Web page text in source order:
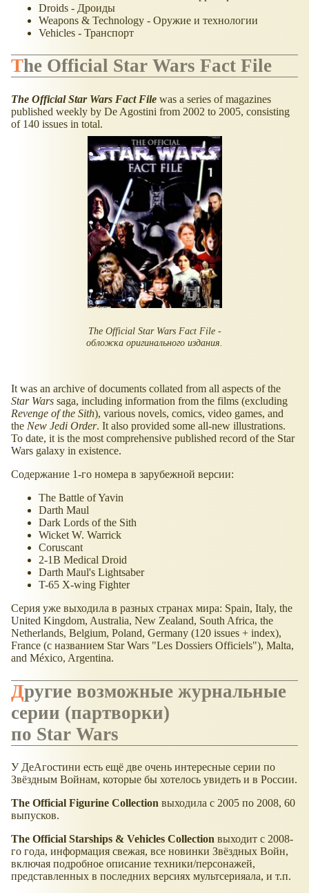
Droids - Дроиды
Weapons & Technology - Оружие и технологии
Vehicles - Транспорт
The Official Star Wars Fact File
The Official Star Wars Fact File was a series of magazines
published weekly by De Agostini from 2002 to 2005, consisting
of 140 issues in total.
The Official Star Wars Fact File -
обложка оригинального издания.
It was an archive of documents collated from all aspects of the
Star Wars saga, including information from the films (excluding
Revenge of the Sith), various novels, comics, video games, and
the New Jedi Order. It also provided some all-new illustrations.
To date, it is the most comprehensive published record of the Star
Wars galaxy in existence.
Содержание 1-го номера в зарубежной версии:
The Battle of Yavin
Darth Maul
Dark Lords of the Sith
Wicket W. Warrick
Coruscant
2-1B Medical Droid
Darth Maul's Lightsaber
T-65 X-wing Fighter
Серия уже выходила в разных странах мира: Spain, Italy, the
United Kingdom, Australia, New Zealand, South Africa, the
Netherlands, Belgium, Poland, Germany (120 issues + index),
France (с названием Star Wars "Les Dossiers Officiels"), Malta,
and México, Argentina.
Другие возможные журнальные
серии (партворки)
по Star Wars
У ДеАгостини есть ещё две очень интересные серии по
Звёздным Войнам, которые бы хотелось увидеть и в России.
The Official Figurine Collection выходила с 2005 по 2008, 60
выпусков.
The Official Starships & Vehicles Collection выходит с 2008-
го года, информация свежая, все новинки Звёздных Войн,
включая подробное описание техники/персонажей,
представленных в последних версиях мультсерияала, и т.п.